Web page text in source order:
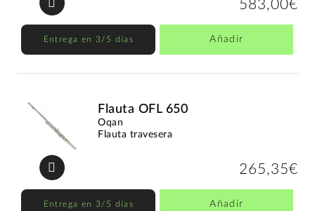
583,00€
Entrega en 3/5 días Añadir
Flauta OFL 650
Oqan
Flauta travesera
265,35€
Entrega en 3/5 días Añadir